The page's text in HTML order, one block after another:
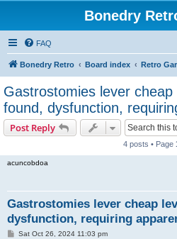
Bonedry
FAQ
Bonedry Retro Board index Retro
Gastrostomies lever cheap
found, dysfunction,
Post Reply
4 posts • Page
acuncobdoa
Gastrostomies lever cheap
dysfunction, requiring
PSat Oct 26, 2024 11:03 pm